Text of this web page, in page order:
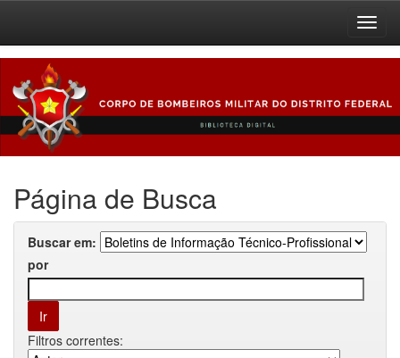
navigation
Página de Busca
Buscar em:
por
Filtros correntes: